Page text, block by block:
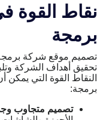
نقاط القوة
برمجة
تصميم موقع شركة
تحقيق أهداف الشركة
النقاط القوة التي
برمجة:
تصميم متجاوب